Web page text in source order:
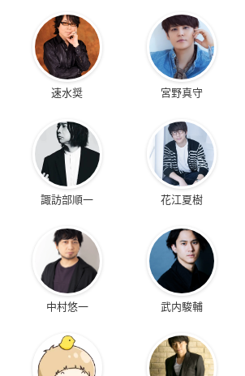
速水奨 宮野真守
諏訪部順一 花江夏樹
中村悠一 武内駿輔